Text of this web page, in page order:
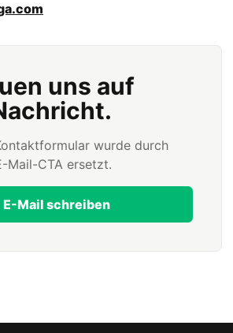
uns auf
wurde durch
Mail-CTA ersetzt.
E-Mail schreiben